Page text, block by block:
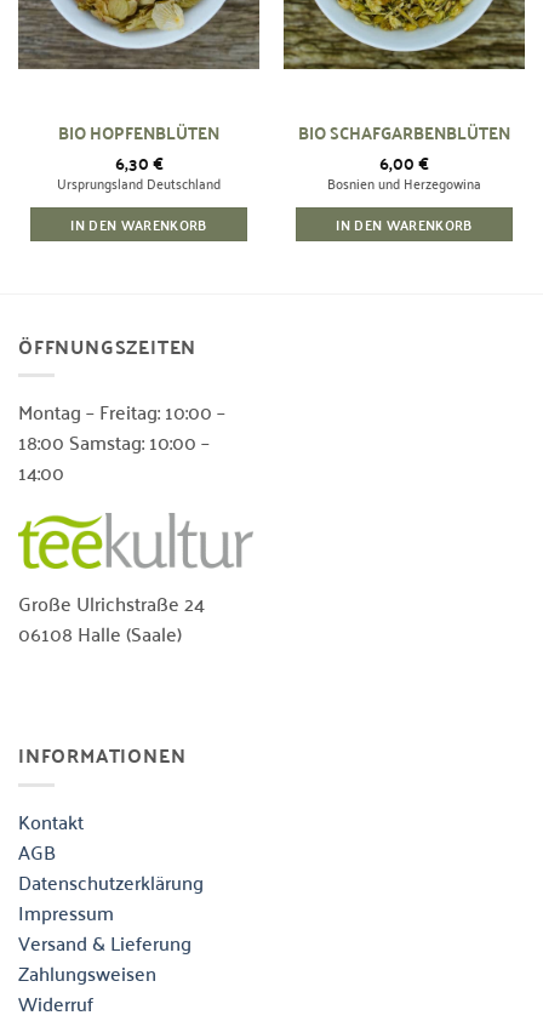
BIO HOPFENBLÜTEN
6,30€
Ursprungsland Deutschland
IN DEN WARENKORB
BIO SCHAFGARBENBLÜTEN
6,00€
Bosnien und Herzegowina
IN DEN WARENKORB
ÖFFNUNGSZEITEN
Montag – Freitag: 10:00 –
18:00 Samstag: 10:00 –
14:00
Große Ulrichstraße 24
06108 Halle (Saale)
INFORMATIONEN
Kontakt
AGB
Datenschutzerklärung
Impressum
Versand & Lieferung
Zahlungsweisen
Widerruf